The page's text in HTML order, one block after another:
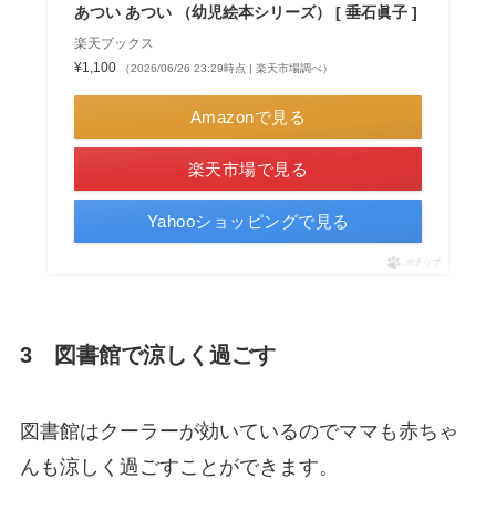
あつい あつい （幼児絵本シリーズ） [ 垂石眞子 ]
楽天ブックス
¥1,100
（2026/06/26 23:29時点 | 楽天市場調べ）
Amazonで見る
楽天市場で見る
Yahooショッピングで見る
ポチップ
3 図書館で涼しく過ごす
図書館はクーラーが効いているのでママも赤ちゃ
んも涼しく過ごすことができます。